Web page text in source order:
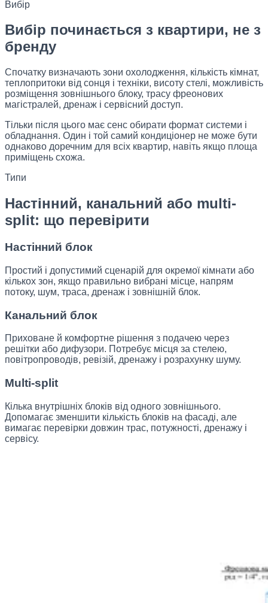
Вибір
Вибір починається з квартири, не з
бренду
Спочатку визначають зони охолодження, кількість кімнат,
теплопритоки від сонця і техніки, висоту стелі, можливість
розміщення зовнішнього блоку, трасу фреонових
магістралей, дренаж і сервісний доступ.
Тільки після цього має сенс обирати формат системи і
обладнання. Один і той самий кондиціонер не може бути
однаково доречним для всіх квартир, навіть якщо площа
приміщень схожа.
Типи
Настінний, канальний або multi-
split: що перевірити
Настінний блок
Простий і допустимий сценарій для окремої кімнати або
кількох зон, якщо правильно вибрані місце, напрям
потоку, шум, траса, дренаж і зовнішній блок.
Канальний блок
Приховане й комфортне рішення з подачею через
решітки або дифузори. Потребує місця за стелею,
повітропроводів, ревізій, дренажу і розрахунку шуму.
Multi-split
Кілька внутрішніх блоків від одного зовнішнього.
Допомагає зменшити кількість блоків на фасаді, але
вимагає перевірки довжин трас, потужності, дренажу і
сервісу.